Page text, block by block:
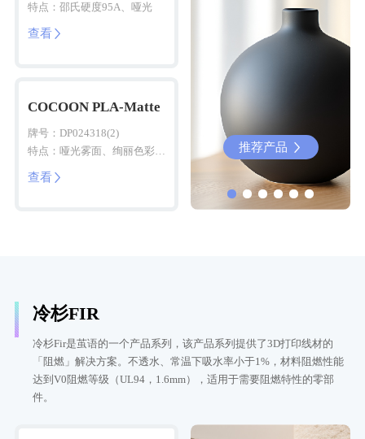
特点：邵氏硬度95A、哑光
查看
COCOON PLA-Matte
牌号：DP024318(2)
特点：哑光雾面、绚丽色彩、
易打印
查看
推荐产品  推荐产品 
冷杉FIR
冷杉Fir是茧语的一个产品系列，该产品系列提供了3D打印线材的
「阻燃」解决方案。不透水、常温下吸水率小于1%，材料阻燃性能
达到V0阻燃等级（UL94，1.6mm），适用于需要阻燃特性的零部
件。